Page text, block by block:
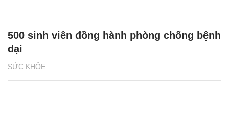
SỨC KHỎE
500 sinh viên đồng hành phòng chống bệnh
dại